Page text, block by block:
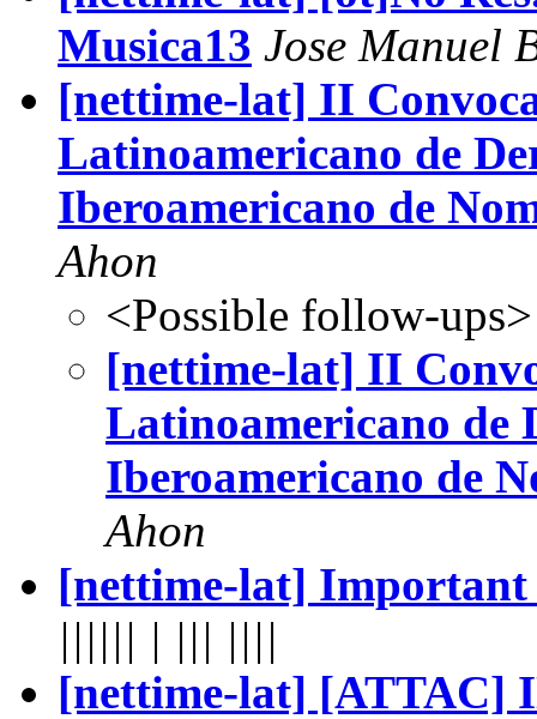
Musica13 Jose Manuel
[nettime-lat] II
Latinoamericano de
Iberoamericano de
Ahon
<Possible follow-ups>
[nettime-lat] II
Latinoamericano de
Iberoamericano de
Ahon
[nettime-lat] Important
|||||| | ||| ||||
[nettime-lat] [ATTAC]